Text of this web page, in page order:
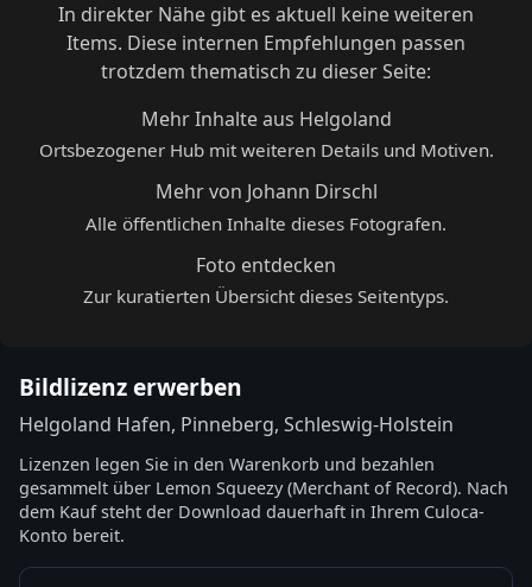
In direkter Nähe gibt es aktuell keine weiteren
Items. Diese internen Empfehlungen passen
trotzdem thematisch zu dieser Seite:
Mehr Inhalte aus Helgoland
Ortsbezogener Hub mit weiteren Details und Motiven.
Mehr von Johann Dirschl
Alle öffentlichen Inhalte dieses Fotografen.
Foto entdecken
Zur kuratierten Übersicht dieses Seitentyps.
Bildlizenz erwerben
Helgoland Hafen, Pinneberg, Schleswig-Holstein
Lizenzen legen Sie in den Warenkorb und bezahlen
gesammelt über Lemon Squeezy (Merchant of Record). Nach
dem Kauf steht der Download dauerhaft in Ihrem Culoca-
Konto bereit.